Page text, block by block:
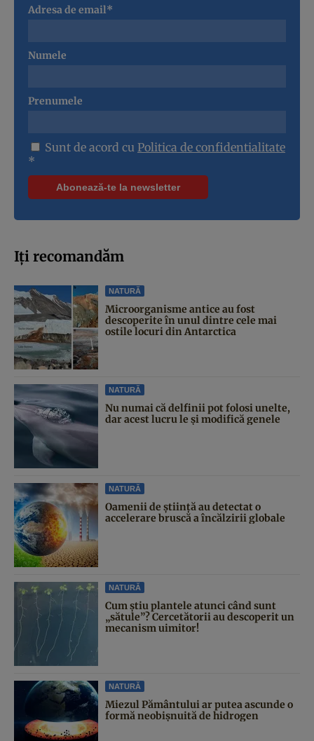
Adresa de email*
Numele
Prenumele
Sunt de acord cu Politica de confidentialitate
*
Iți recomandăm
NATURĂ
Microorganisme antice au fost
descoperite în unul dintre cele mai
ostile locuri din Antarctica
NATURĂ
Nu numai că delfinii pot folosi unelte,
dar acest lucru le și modifică genele
NATURĂ
Oamenii de știință au detectat o
accelerare bruscă a încălzirii globale
NATURĂ
Cum știu plantele atunci când sunt
„sătule”? Cercetătorii au descoperit un
mecanism uimitor!
NATURĂ
Miezul Pământului ar putea ascunde o
formă neobișnuită de hidrogen